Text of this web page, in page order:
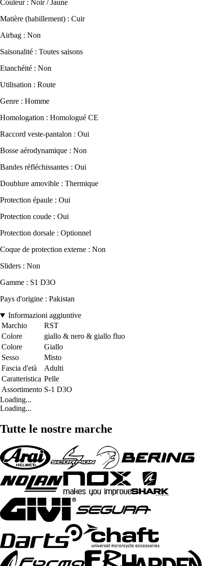
Couleur : Noir / Jaune
Matière (habillement) : Cuir
Airbag : Non
Saisonalité : Toutes saisons
Etanchéité : Non
Utilisation : Route
Genre : Homme
Homologation : Homologué CE
Raccord veste-pantalon : Oui
Bosse aérodynamique : Non
Bandes réfléchissantes : Oui
Doublure amovible : Thermique
Protection épaule : Oui
Protection coude : Oui
Protection dorsale : Optionnel
Coque de protection externe : Non
Sliders : Non
Gamme : S1 D3O
Pays d'origine : Pakistan
Informazioni aggiuntive
Marchio
RST
Colore
giallo & nero & giallo fluo
Colore
Giallo
Sesso
Misto
Fascia d'età
Adulti
Caratteristica Pelle
Assortimento S-1 D3O
Loading...
Loading...
Tutte le nostre marche